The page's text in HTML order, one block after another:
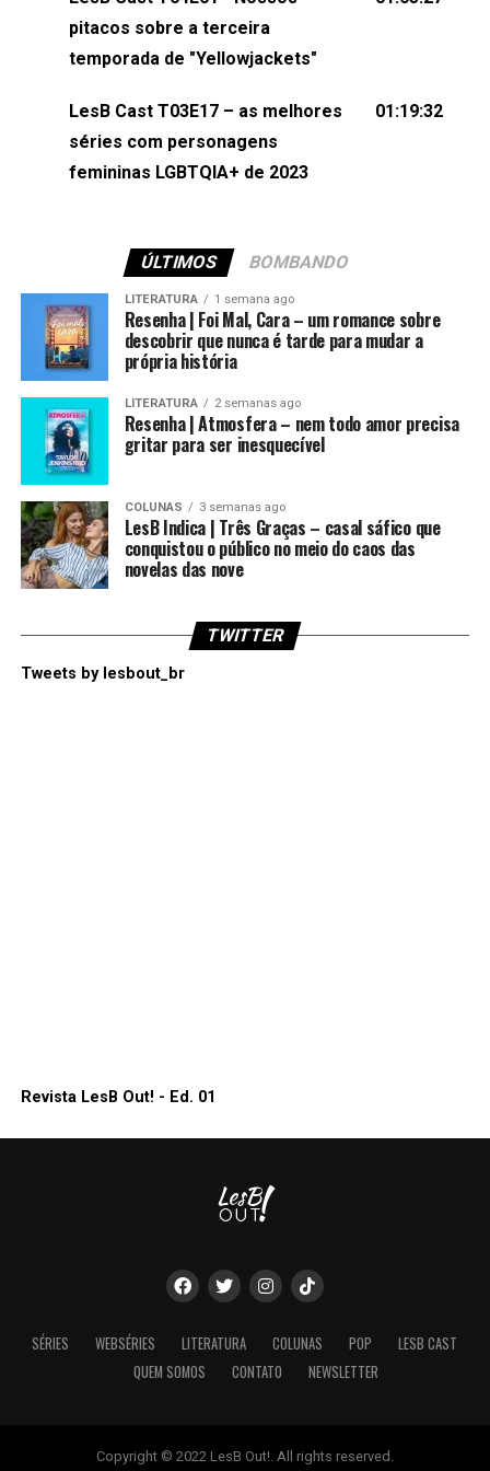
(⁠⁠⁠⁠@brunarfentanes⁠⁠⁠⁠) e Pollyelly FlorêncioEdição de
Naiady Machado
pitacos sobre a terceira
temporada de "Yellowjackets"
LesB Cast T03E17 – as melhores
séries com personagens
femininas LGBTQIA+ de 2023
01:19:32
ÚLTIMOS BOMBANDO
LITERATURA 1 semana ago
Resenha | Foi Mal, Cara – um romance sobre
descobrir que nunca é tarde para mudar a
própria história
LITERATURA 2 semanas ago
Resenha | Atmosfera – nem todo amor precisa
gritar para ser inesquecível
COLUNAS 3 semanas ago
LesB Indica | Três Graças – casal sáfico que
conquistou o público no meio do caos das
novelas das nove
TWITTER
Tweets by lesbout_br
Revista LesB Out! - Ed. 01
SÉRIES WEBSÉRIES LITERATURA COLUNAS POP
LESB CAST
QUEM SOMOS
CONTATO NEWSLETTER
Copyright © 2022 LesB Out!. All rights reserved.